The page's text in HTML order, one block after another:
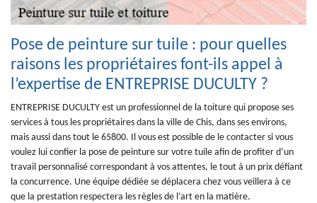
Pose de peinture sur tuile : pour quelles
raisons les propriétaires font-ils appel à
l’expertise de ENTREPRISE DUCULTY ?
ENTREPRISE DUCULTY est un professionnel de la toiture qui propose ses
services à tous les propriétaires dans la ville de Chis, dans ses environs,
mais aussi dans tout le 65800. Il vous est possible de le contacter si vous
voulez lui confier la pose de peinture sur votre tuile afin de profiter d’un
travail personnalisé correspondant à vos attentes, le tout à un prix défiant
la concurrence. Une équipe dédiée se déplacera chez vous veillera à ce
que la prestation respectera les règles de l’art en la matière.